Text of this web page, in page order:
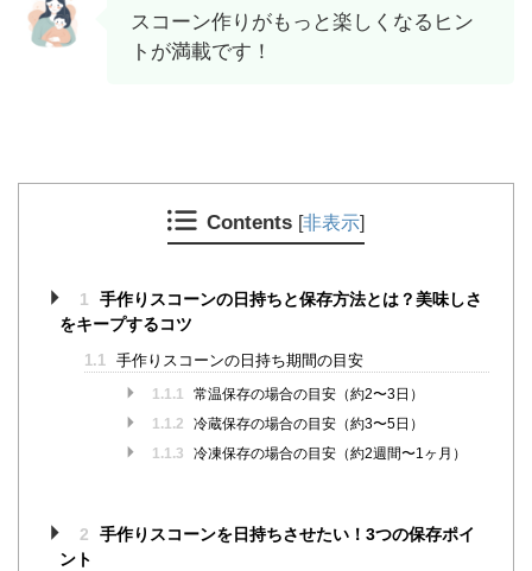
スコーン作りがもっと楽しくなるヒン
トが満載です！
Contents [非表示]
1
手作りスコーンの日持ちと保存方法とは？美味しさ
をキープするコツ
1.1 手作りスコーンの日持ち期間の目安
1.1.1
常温保存の場合の目安（約2〜3日）
1.1.2
冷蔵保存の場合の目安（約3〜5日）
1.1.3
冷凍保存の場合の目安（約2週間〜1ヶ月）
2
手作りスコーンを日持ちさせたい！3つの保存ポイ
ント